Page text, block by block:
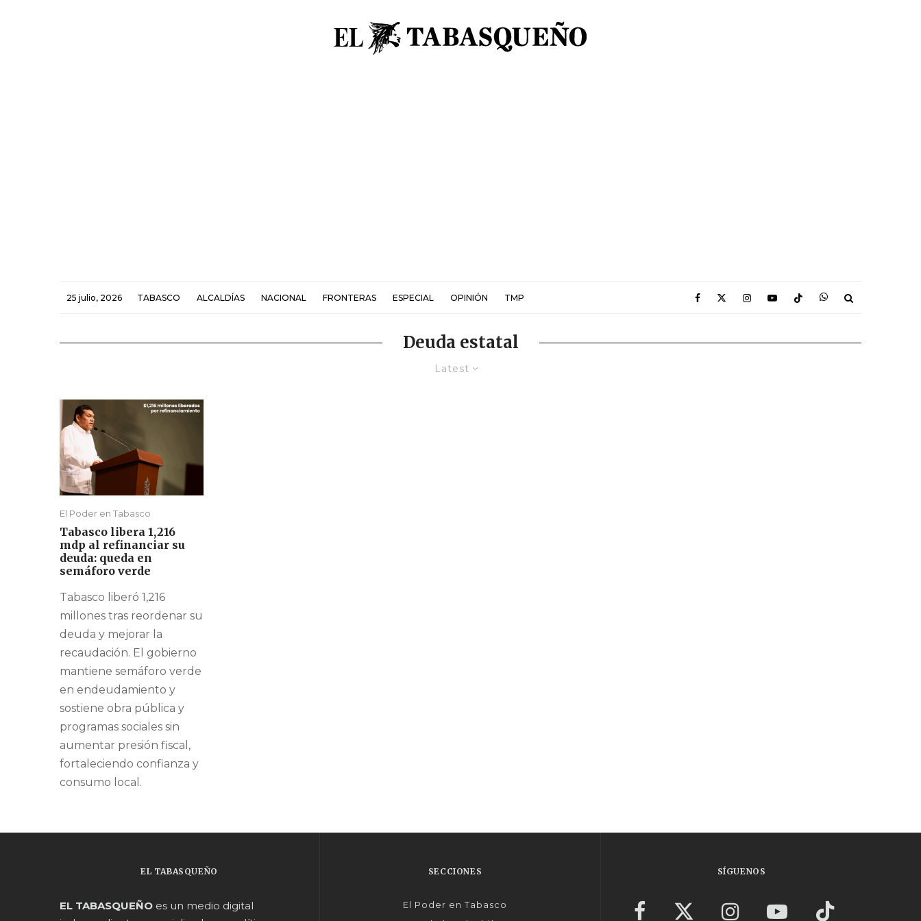
25 julio, 2026 TABASCO ALCALDÍAS NACIONAL FRONTERAS ESPECIAL OPINIÓN TMP
Deuda estatal
Latest
El Poder en Tabasco
Tabasco libera 1,216
mdp al refinanciar su
deuda: queda en
semáforo verde
Tabasco liberó 1,216
millones tras reordenar su
deuda y mejorar la
recaudación. El gobierno
mantiene semáforo verde
en endeudamiento y
sostiene obra pública y
programas sociales sin
aumentar presión fiscal,
fortaleciendo confianza y
consumo local.
EL TABASQUEÑO
EL TABASQUEÑO es un medio digital
SECCIONES
El Poder en Tabasco
SÍGUENOS